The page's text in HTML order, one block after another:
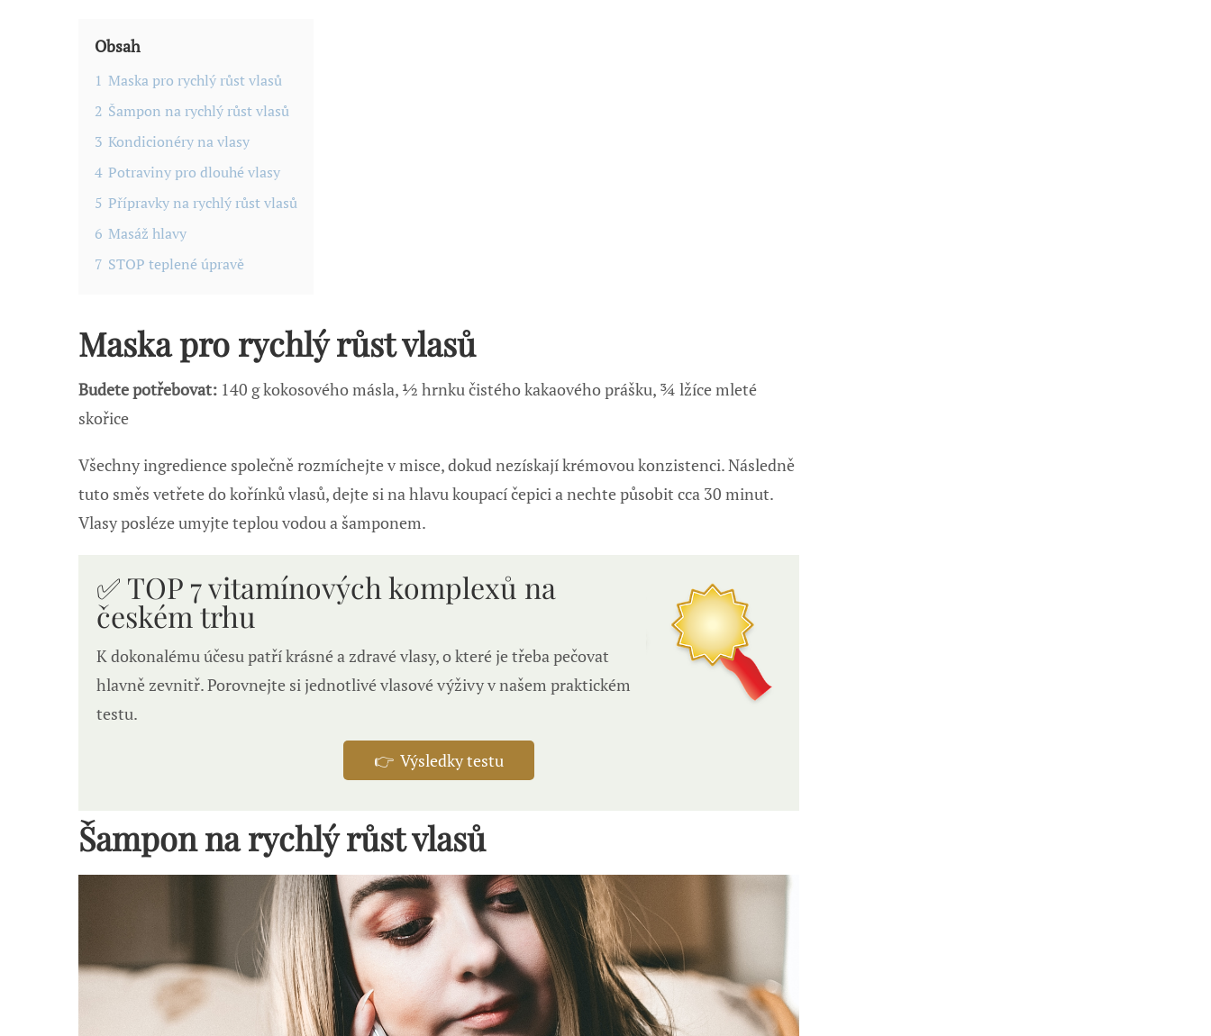
Obsah
1 Maska pro rychlý růst vlasů
2 Šampon na rychlý růst vlasů
3 Kondicionéry na vlasy
4 Potraviny pro dlouhé vlasy
5 Přípravky na rychlý růst vlasů
6 Masáž hlavy
7 STOP teplené úpravě
Maska pro rychlý růst vlasů
Budete potřebovat: 140 g kokosového másla, ½ hrnku čistého kakaového prášku, ¾ lžíce mleté
skořice
Všechny ingredience společně rozmíchejte v misce, dokud nezískají krémovou konzistenci. Následně
tuto směs vetřete do kořínků vlasů, dejte si na hlavu koupací čepici a nechte působit cca 30 minut.
Vlasy posléze umyjte teplou vodou a šamponem.
✅ TOP 7 vitamínových komplexů na
českém trhu
K dokonalému účesu patří krásné a zdravé vlasy, o které je třeba pečovat
hlavně zevnitř. Porovnejte si jednotlivé vlasové výživy v našem praktickém
testu.
👉 Výsledky testu
Šampon na rychlý růst vlasů